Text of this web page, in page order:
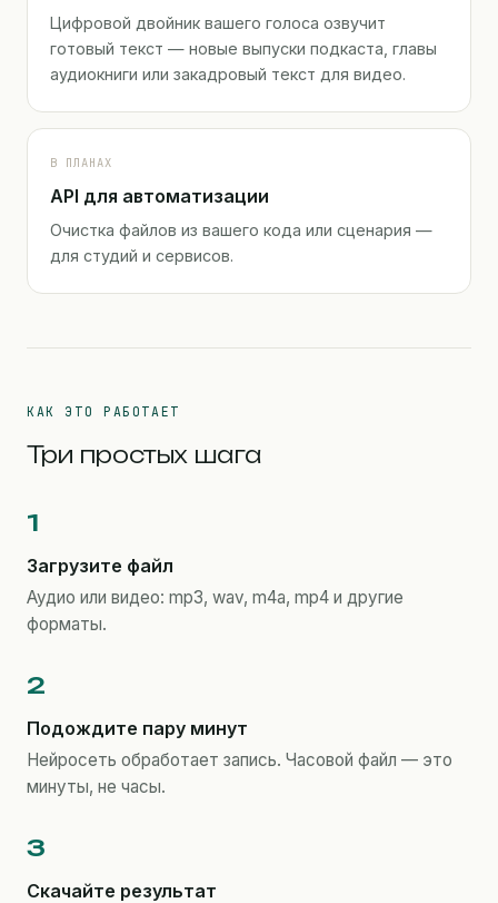
Цифровой двойник вашего голоса озвучит
готовый текст — новые выпуски подкаста, главы
аудиокниги или закадровый текст для видео.
В ПЛАНАХ
API для автоматизации
Очистка файлов из вашего кода или сценария —
для студий и сервисов.
КАК ЭТО РАБОТАЕТ
Три простых шага
Загрузите файл
Аудио или видео: mp3, wav, m4a, mp4 и другие
форматы.
Подождите пару минут
Нейросеть обработает запись. Часовой файл — это
минуты, не часы.
Скачайте результат